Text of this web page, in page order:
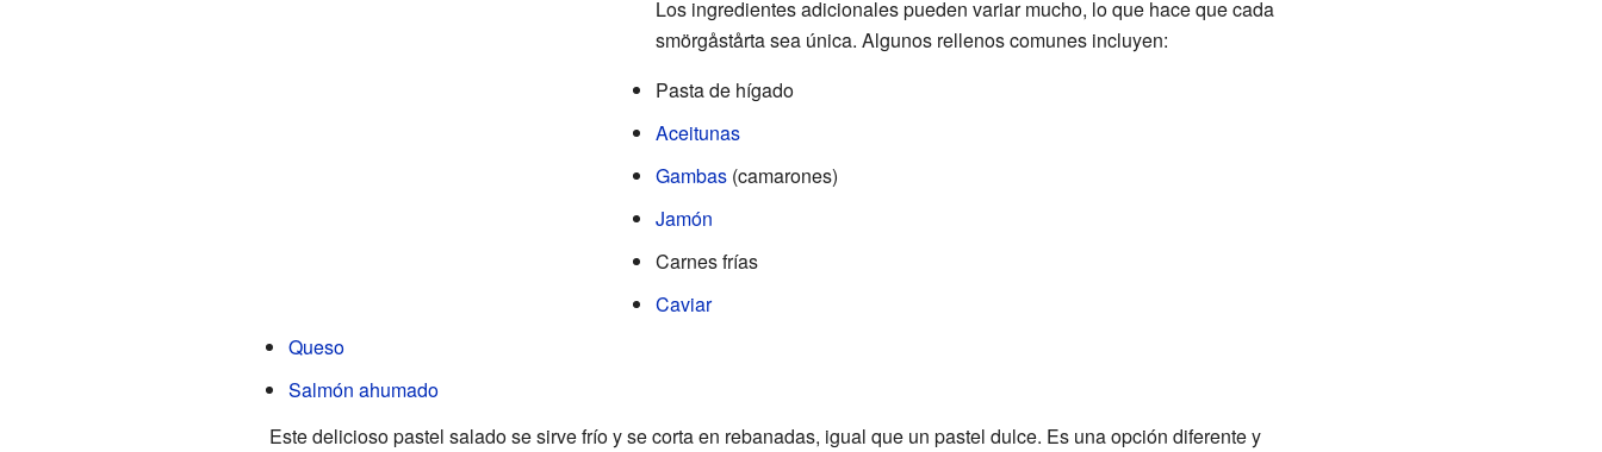
Los ingredientes adicionales pueden variar mucho, lo que hace que cada
smörgåstårta sea única. Algunos rellenos comunes incluyen:
Pasta de hígado
Aceitunas
Gambas(camarones)
Jamón
Carnes frías
Caviar
Queso
Salmón ahumado
Este delicioso pastel salado se sirve frío y se corta en rebanadas, igual que un pastel dulce. Es una opción diferente y